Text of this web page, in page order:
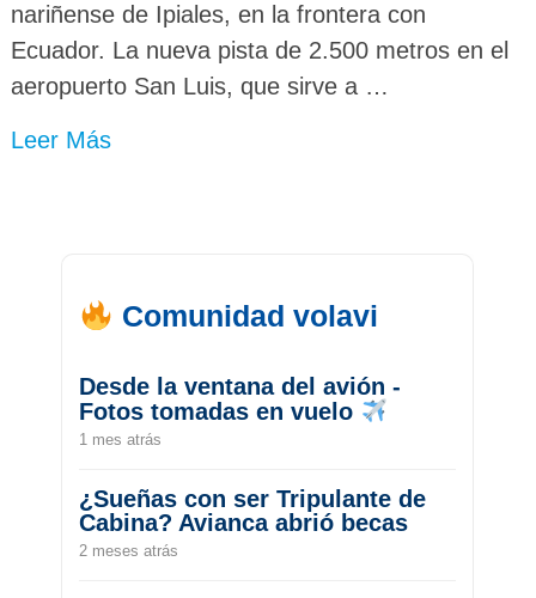
nariñense de Ipiales, en la frontera con
Ecuador. La nueva pista de 2.500 metros en el
aeropuerto San Luis, que sirve a …
Leer Más
Comunidad volavi
Desde la ventana del avión -
Fotos tomadas en vuelo
1 mes atrás
¿Sueñas con ser Tripulante de
Cabina? Avianca abrió becas
2 meses atrás